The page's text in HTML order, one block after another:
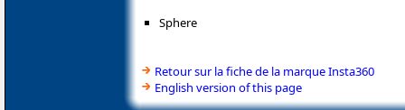
Sphere
Retour sur la fiche de la marque Insta360
English version of this page